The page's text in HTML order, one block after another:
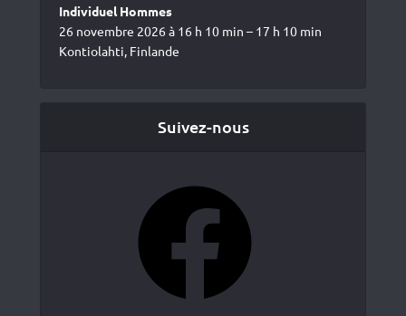
Individuel Hommes
26 novembre 2026 à 16 h 10 min – 17 h 10 min
Kontiolahti, Finlande
Suivez-nous